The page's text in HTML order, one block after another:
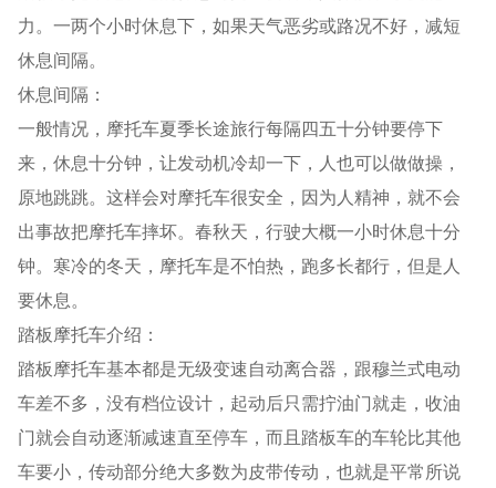
力。一两个小时休息下，如果天气恶劣或路况不好，减短
休息间隔。
休息间隔：
一般情况，摩托车夏季长途旅行每隔四五十分钟要停下
来，休息十分钟，让发动机冷却一下，人也可以做做操，
原地跳跳。这样会对摩托车很安全，因为人精神，就不会
出事故把摩托车摔坏。春秋天，行驶大概一小时休息十分
钟。寒冷的冬天，摩托车是不怕热，跑多长都行，但是人
要休息。
踏板摩托车介绍：
踏板摩托车基本都是无级变速自动离合器，跟穆兰式电动
车差不多，没有档位设计，起动后只需拧油门就走，收油
门就会自动逐渐减速直至停车，而且踏板车的车轮比其他
车要小，传动部分绝大多数为皮带传动，也就是平常所说